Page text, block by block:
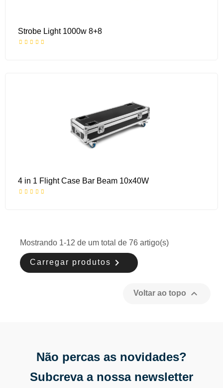
Strobe Light 1000w 8+8
4 in 1 Flight Case Bar Beam 10x40W
Mostrando 1-12 de um total de 76 artigo(s)
Carregar produtos 
Voltar ao topo 
Não percas as novidades?
Subcreva a nossa newsletter